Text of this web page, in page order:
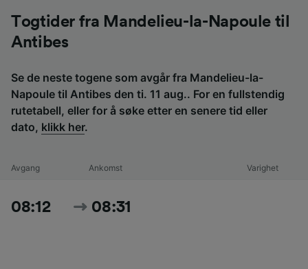
Togtider fra Mandelieu-la-Napoule til
Antibes
Se de neste togene som avgår fra Mandelieu-la-
Napoule til Antibes den ti. 11 aug.. For en fullstendig
rutetabell, eller for å søke etter en senere tid eller
dato, klikk her.
Avgang Ankomst Varighet
08:12 08:31